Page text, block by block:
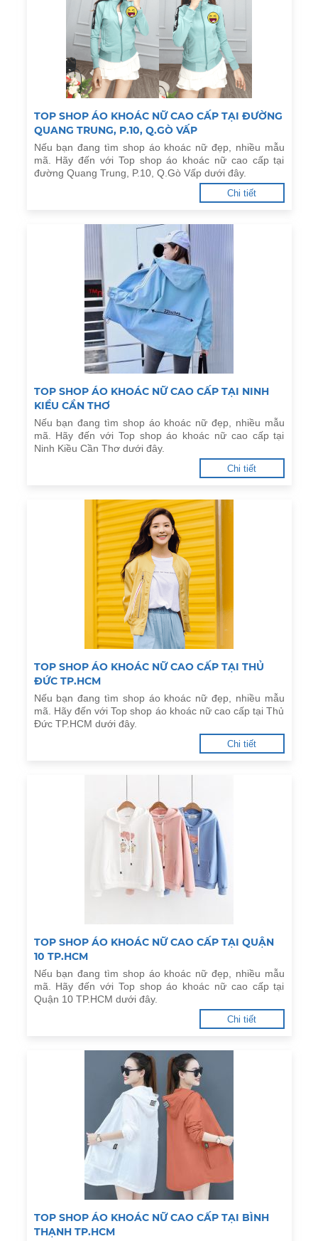
TOP SHOP ÁO KHOÁC NỮ CAO CẤP TẠI ĐƯỜNG
QUANG TRUNG, P.10, Q.GÒ VẤP
Nếu bạn đang tìm shop áo khoác nữ đẹp, nhiều mẫu
mã. Hãy đến với Top shop áo khoác nữ cao cấp tại
đường Quang Trung, P.10, Q.Gò Vấp dưới đây.
Chi tiết
TOP SHOP ÁO KHOÁC NỮ CAO CẤP TẠI NINH
KIỀU CẦN THƠ
Nếu bạn đang tìm shop áo khoác nữ đẹp, nhiều mẫu
mã. Hãy đến với Top shop áo khoác nữ cao cấp tại
Ninh Kiều Cần Thơ dưới đây.
Chi tiết
TOP SHOP ÁO KHOÁC NỮ CAO CẤP TẠI THỦ
ĐỨC TP.HCM
Nếu bạn đang tìm shop áo khoác nữ đẹp, nhiều mẫu
mã. Hãy đến với Top shop áo khoác nữ cao cấp tại Thủ
Đức TP.HCM dưới đây.
Chi tiết
TOP SHOP ÁO KHOÁC NỮ CAO CẤP TẠI QUẬN
10 TP.HCM
Nếu bạn đang tìm shop áo khoác nữ đẹp, nhiều mẫu
mã. Hãy đến với Top shop áo khoác nữ cao cấp tại
Quận 10 TP.HCM dưới đây.
Chi tiết
TOP SHOP ÁO KHOÁC NỮ CAO CẤP TẠI BÌNH
THẠNH TP.HCM